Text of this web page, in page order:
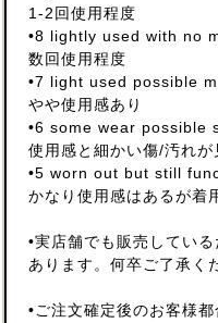
1-2回使用程度
•8 lightly used with no
数回使用程度
•7 light used possible
やや使用感あり
•6 some wear possible
使用感と細かい傷/汚れが
•5 worn out but still
かなり使用感はあるが着
•実店舗でも販売してい
あります。何卒ご了承く
•ご注文確定後のお客様